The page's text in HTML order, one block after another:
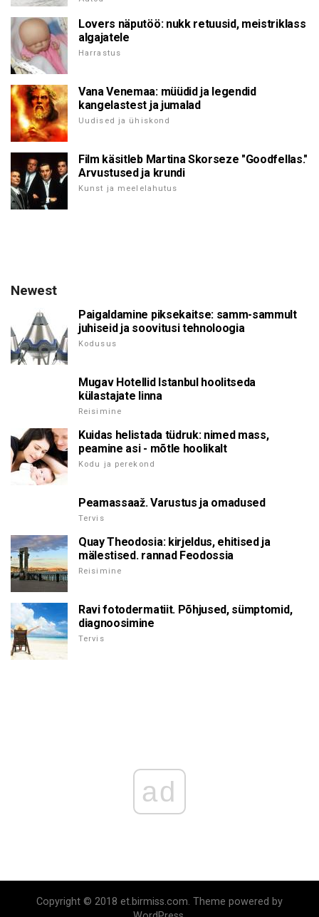
Lovers näputöö: nukk retuusid, meistriklass
algajatele
Harrastus
Vana Venemaa: müüdid ja legendid
kangelastest ja jumalad
Uudised ja ühiskond
Film käsitleb Martina Skorseze "Goodfellas."
Arvustused ja krundi
Kunst ja meelelahutus
Newest
Paigaldamine piksekaitse: samm-sammult
juhiseid ja soovitusi tehnoloogia
Kodusus
Mugav Hotellid Istanbul hoolitseda
külastajate linna
Reisimine
Kuidas helistada tüdruk: nimed mass,
peamine asi - mõtle hoolikalt
Kodu ja perekond
Peamassaaž. Varustus ja omadused
Tervis
Quay Theodosia: kirjeldus, ehitised ja
mälestised. rannad Feodossia
Reisimine
Ravi fotodermatiit. Põhjused, sümptomid,
diagnoosimine
Tervis
ad
Copyright © 2018 et.birmiss.com. Theme powered by